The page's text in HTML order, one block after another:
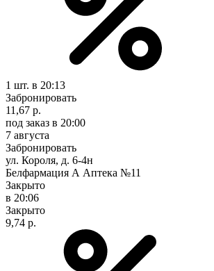
1 шт. в 20:13
Забронировать
11,67 р.
под заказ в 20:00
7 августа
Забронировать
ул. Короля, д. 6-4н
Белфармация А Аптека №11
Закрыто
в 20:06
Закрыто
9,74 р.